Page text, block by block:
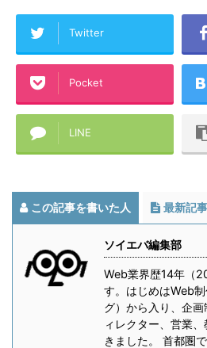
Twitter
Pocket
LINE
この記事を書いた人 最新記事
ソイエバ編集部
Web業界歴14年（
す。はじめはWeb
グ）から入り、企
ィレクター、営業
きました。 首都圏